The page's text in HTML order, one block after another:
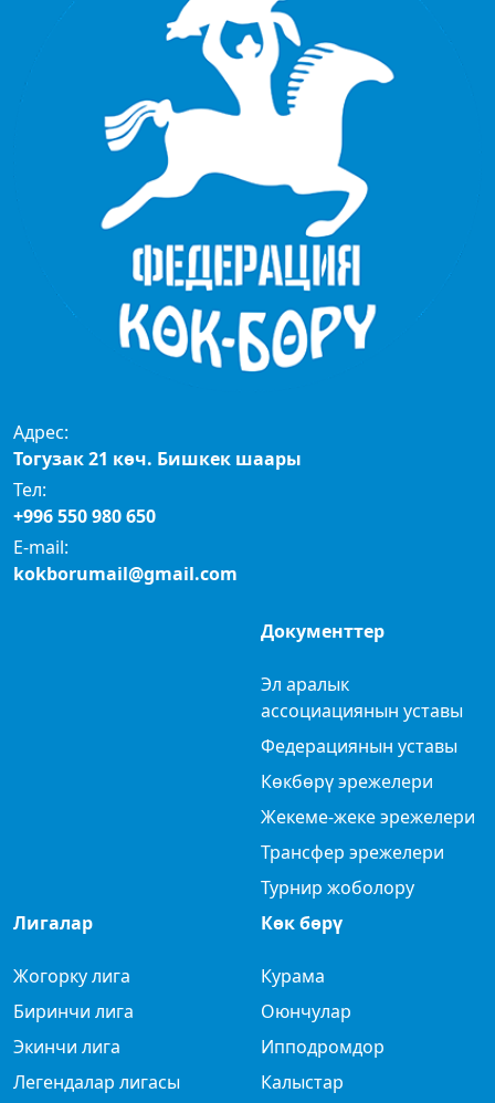
Адрес:
Тогузак 21 көч. Бишкек шаары
Тел:
+996 550 980 650
E-mail:
kokborumail@gmail.com
Документтер
Эл аралык
ассоциациянын уставы
Федерациянын уставы
Көкбөрү эрежелери
Жекеме-жеке эрежелери
Трансфер эрежелери
Турнир жоболору
Лигалар
Жогорку лига
Биринчи лига
Экинчи лига
Легендалар лигасы
Көк бөрү
Курама
Оюнчулар
Ипподромдор
Калыстар